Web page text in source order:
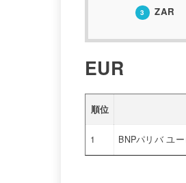
3 ZAR
EUR
順位
1 BNPパリバ ユ